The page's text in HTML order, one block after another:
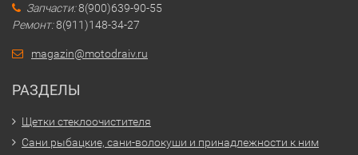
Запчасти:8(900)639-90-55
Ремонт:8(911)148-34-27
magazin@motodraiv.ru
РАЗДЕЛЫ
Щетки стеклоочистителя
Сани рыбацкие, сани-волокуши и принадлежности к ним